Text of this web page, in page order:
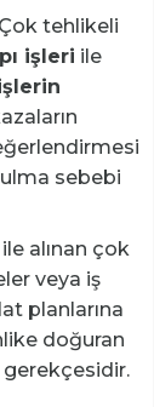
Çok tehlikeli
işleri ile
sebebi
alınan çok
veya iş
planlarına
doğuran